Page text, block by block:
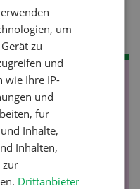
Sack
um
zu
und
wie Ihre IP-
und
für
Inhalte,
Inhalten,
zur
Drittanbieter